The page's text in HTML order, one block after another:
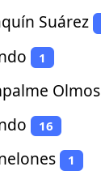
Suárez
1
Olmos
16
1